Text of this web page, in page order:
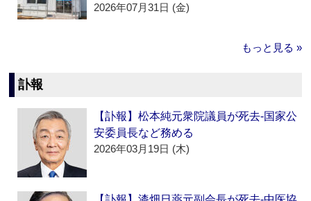
2026年07月31日 (金)
もっと見る »
訃報
【訃報】松本純元衆院議員が死去‐国家公
安委員長など務める
2026年03月19日 (木)